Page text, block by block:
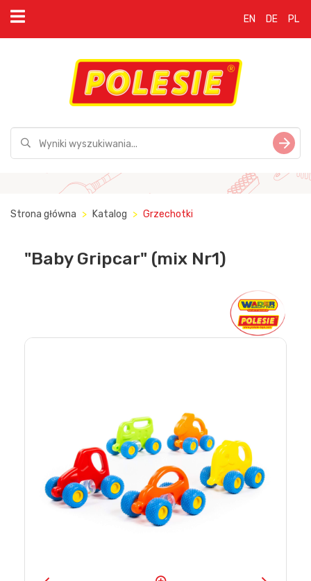
EN DE PL
Strona główna Katalog Grzechotki
"Baby Gripcar" (mix Nr1)